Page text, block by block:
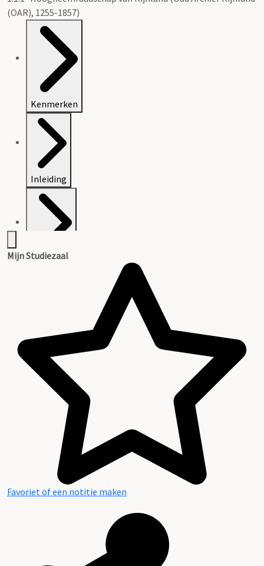
(OAR), 1255-1857)
Kenmerken
Inleiding
Inventaris
Mijn Studiezaal
Favoriet of een notitie maken